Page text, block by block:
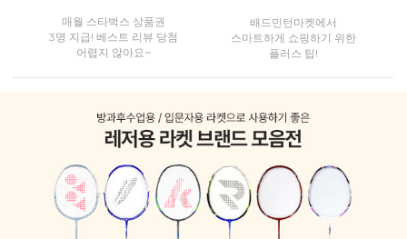
매월 스타벅스 상품권
3명 지급! 베스트 리뷰 당첨
어렵지 않아요~
배드민턴마켓에서
스마트하게 쇼핑하기 위한
플러스 팁!